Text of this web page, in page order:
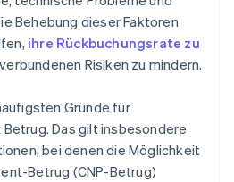
Behebung dieser Faktoren
ihre Rückbuchungsrate zu
Risiken zu mindern.
Gründe für
Das gilt insbesondere
bei denen die Möglichkeit
Betrug (CNP-Betrug)